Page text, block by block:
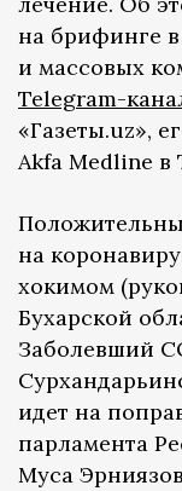
на брифинге
и массовых
Telegram-
«Газеты.uz»,
Akfa Medline в
на
хокимом
Бухарской
Заболевший
идет на
парламента
Муса